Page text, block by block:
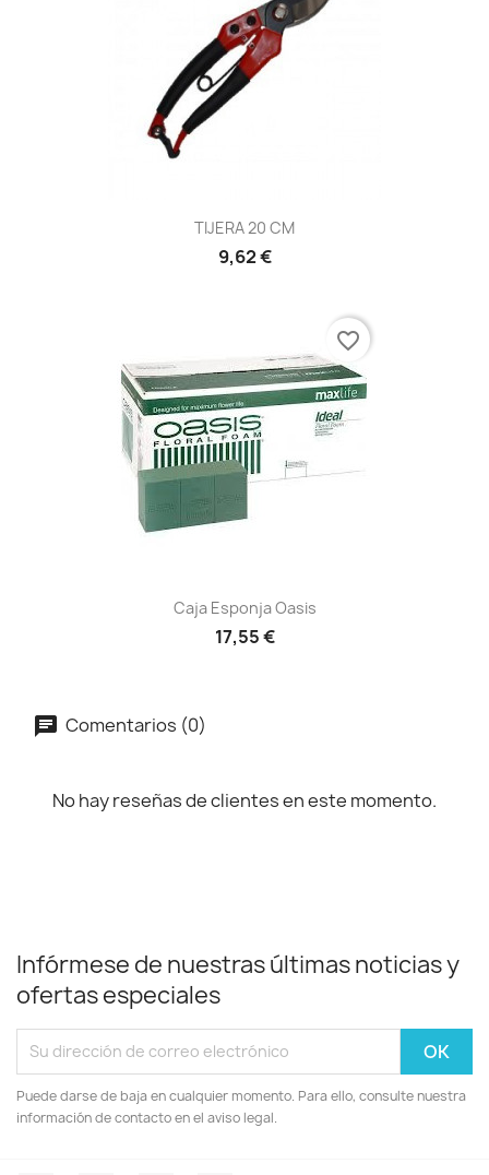
TIJERA 20 CM
9,62 €
Caja Esponja Oasis
17,55 €
favorite_border
Comentarios (0)
No hay reseñas de clientes en este momento.
Infórmese de nuestras últimas noticias y
ofertas especiales
Puede darse de baja en cualquier momento. Para ello, consulte nuestra
información de contacto en el aviso legal.